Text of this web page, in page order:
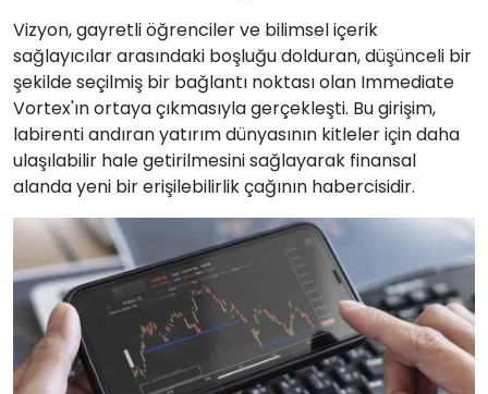
Vizyon, gayretli öğrenciler ve bilimsel içerik
sağlayıcılar arasındaki boşluğu dolduran, düşünceli bir
şekilde seçilmiş bir bağlantı noktası olan Immediate
Vortex'ın ortaya çıkmasıyla gerçekleşti. Bu girişim,
labirenti andıran yatırım dünyasının kitleler için daha
ulaşılabilir hale getirilmesini sağlayarak finansal
alanda yeni bir erişilebilirlik çağının habercisidir.